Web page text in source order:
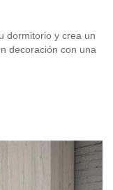
dormitorio y crea un
decoración con una